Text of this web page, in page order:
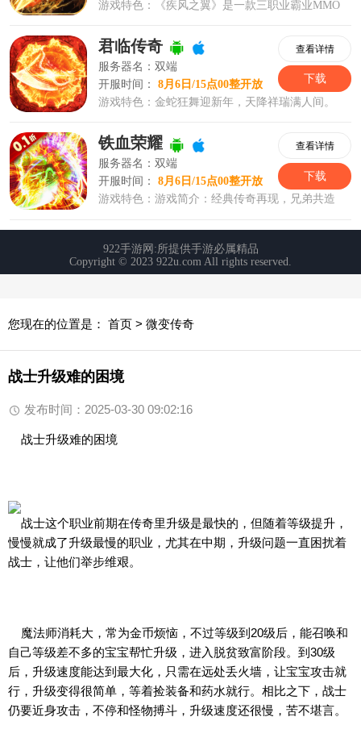
您现在的位置是： 首页 > 微变传奇
战士升级难的困境
发布时间：2025-03-30 09:02:16
战士升级难的困境
战士这个职业前期在传奇里升级是最快的，但随着等级提升，
慢慢就成了升级最慢的职业，尤其在中期，升级问题一直困扰着
战士，让他们举步维艰。
魔法师消耗大，常为金币烦恼，不过等级到20级后，能召唤和
自己等级差不多的宝宝帮忙升级，进入脱贫致富阶段。到30级
后，升级速度能达到最大化，只需在远处丢火墙，让宝宝攻击就
行，升级变得很简单，等着捡装备和药水就行。相比之下，战士
仍要近身攻击，不停和怪物搏斗，升级速度还很慢，苦不堪言。